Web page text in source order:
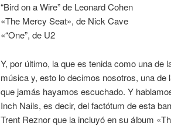
“Bird on a Wire” de Leonard Cohen
«The Mercy Seat», de Nick Cave
«“One”, de U2
Y, por último, la que es tenida como una de
música y, esto lo decimos nosotros, una
que jamás hayamos escuchado. Y
Inch Nails, es decir, del factótum de esta
Trent Reznor que la incluyó en su álbum